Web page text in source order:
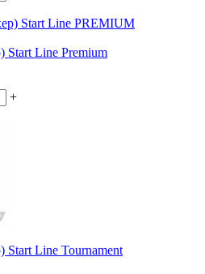
Start Line Premium
+
Start Line Tournament